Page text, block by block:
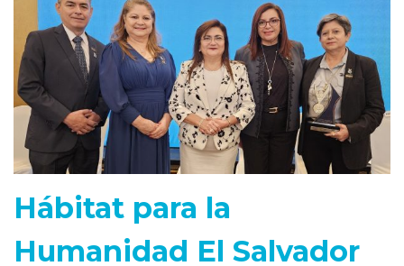
Hábitat para la
Humanidad El Salvador